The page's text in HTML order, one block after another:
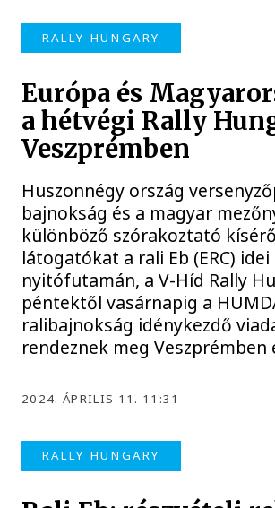
RALLY HUNGARY
Európa és
a hétvégi Rally
Veszprémben
Huszonnégy ország
bajnokság és a magyar
különböző szórakoztató
látogatókat a rali Eb (ERC)
nyitófutamán, a V-Híd Rally
péntektől vasárnapig a
ralibajnokság idénykezdő
rendeznek meg Veszprémben
2024. ÁPRILIS 11. 11:31
RALLY HUNGARY